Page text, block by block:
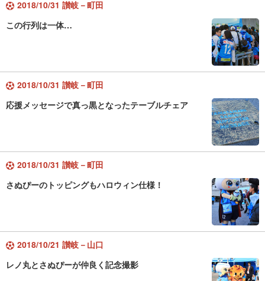
2018/10/31 讃岐－町田
この行列は一体…
2018/10/31 讃岐－町田
応援メッセージで真っ黒となったテーブルチェア
2018/10/31 讃岐－町田
さぬぴーのトッピングもハロウィン仕様！
2018/10/21 讃岐－山口
レノ丸とさぬぴーが仲良く記念撮影